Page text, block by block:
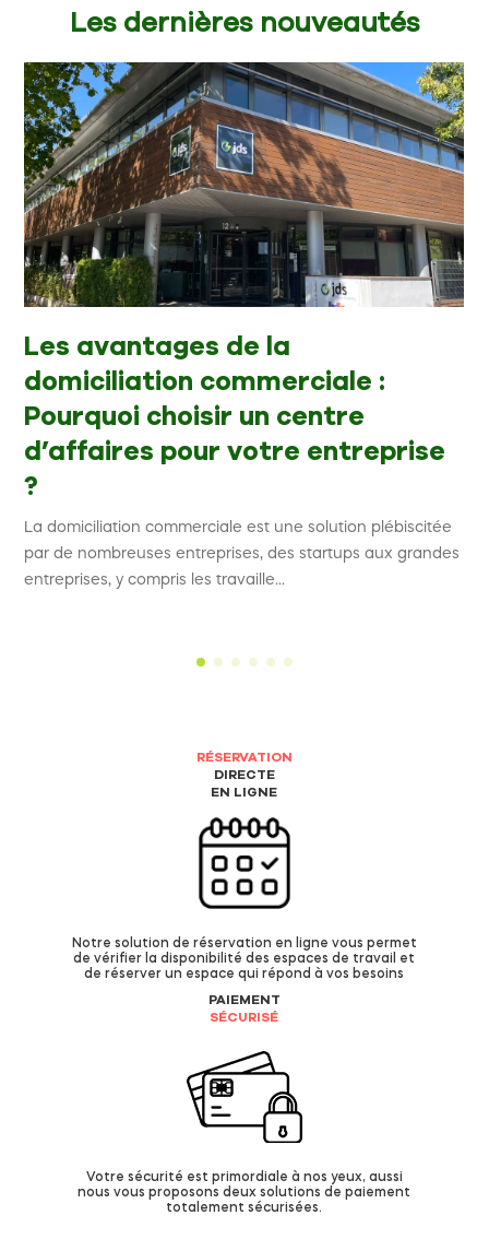
Les dernières nouveautés
Les avantages de la
domiciliation commerciale :
Pourquoi choisir un centre
d’affaires pour votre entreprise
?
La domiciliation commerciale est une solution plébiscitée
par de nombreuses entreprises, des startups aux grandes
entreprises, y compris les travaille...
RÉSERVATION
DIRECTE
EN LIGNE
Notre solution de réservation en ligne vous permet
de vérifier la disponibilité des espaces de travail et
de réserver un espace qui répond à vos besoins
PAIEMENT
SÉCURISÉ
Votre sécurité est primordiale à nos yeux, aussi
nous vous proposons deux solutions de paiement
totalement sécurisées.